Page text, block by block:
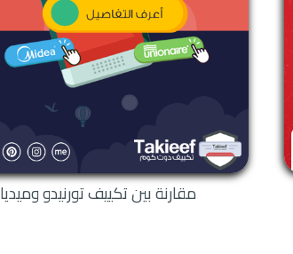
مقارنة بين تكييف تورنيدو وميديا